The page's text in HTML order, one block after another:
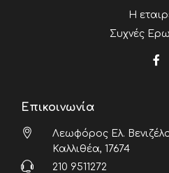
Η
Συχνές
Επικοινωνία
Λεωφόρος Ελ.
Καλλιθέα, 17674
210 9511272